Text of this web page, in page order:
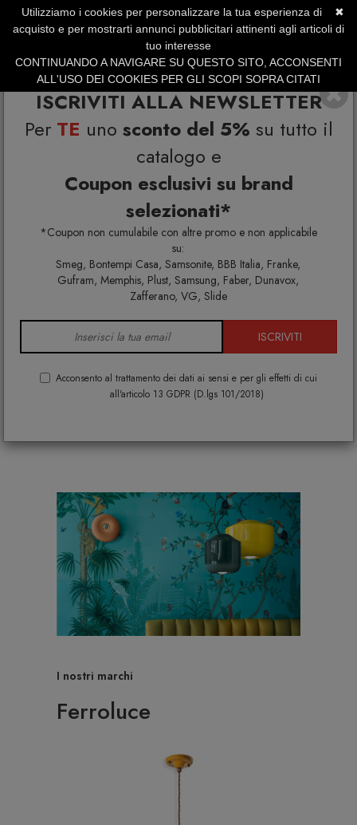
ISCRIVITI ALLA NEWSLETTER
Per TE uno sconto del 5% su tutto il
catalogo e
Coupon esclusivi su brand
selezionati*
*Coupon non cumulabile con altre promo e non applicabile
su:
Smeg, Bontempi Casa, Samsonite, BBB Italia, Franke,
Gufram, Memphis, Plust, Samsung, Faber, Dunavox,
Zafferano, VG, Slide
ISCRIVITI
Acconsento al trattamento dei dati ai sensi e per gli effetti di cui
all'articolo 13 GDPR (D.lgs 101/2018)
SERVIZIO CLIENTI +39.0773.470.562
SUMMER SALES | Fino al 31 Agosto
Home Ferroluce
I nostri marchi
Ferroluce
✖
Utilizziamo i cookies per personalizzare la tua esperienza di
acquisto e per mostrarti annunci pubblicitari attinenti agli articoli di
tuo interesse
CONTINUANDO A NAVIGARE SU QUESTO SITO, ACCONSENTI
ALL'USO DEI COOKIES PER GLI SCOPI SOPRA CITATI